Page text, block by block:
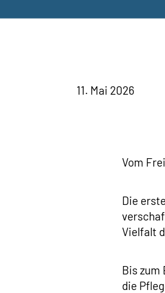
11. Mai 2026
Vom
Die
Vielfalt
Bis zum
die